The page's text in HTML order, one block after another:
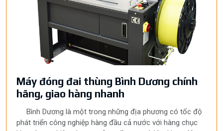
Máy đóng đai thùng Bình Dương chính
hãng, giao hàng nhanh
Bình Dương là một trong những địa phương có tốc độ
phát triển công nghiệp hàng đầu cả nước với hàng chục